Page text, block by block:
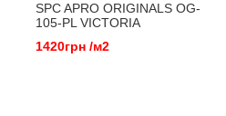
SPC APRO ORIGINALS OG-
105-PL VICTORIA
1420грн /м2